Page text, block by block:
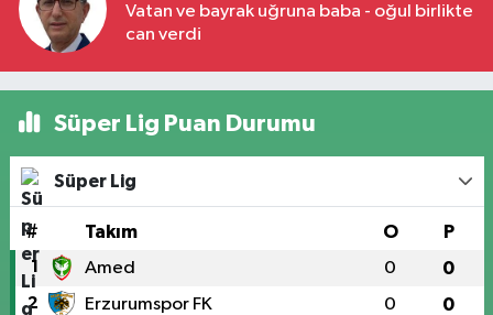
Vatan ve bayrak uğruna baba - oğul birlikte
can verdi
Süper Lig Puan Durumu
Süper Lig
# Takım O P
1 Amed 0 0
2 Erzurumspor FK 0 0